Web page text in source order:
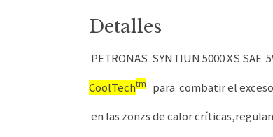
Detalles
PETRONAS SYNTIUN 5000 XS
CoolTechtm
para combatir el
en las zonzs de calor